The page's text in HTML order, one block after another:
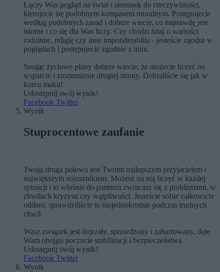
Łączy Was pogląd na świat i stosunek do rzeczywistości,
kierujecie się podobnym kompasem moralnym. Postępujecie
według podobnych zasad i dobrze wiecie, co naprawdę jest
istotne i co się dla Was liczy. Czy chodzi tutaj o wartości
rodzinne, religię czy inne imponderabilia - jesteście zgodni w
poglądach i postępujecie zgodnie z nimi.
Snując życiowe plany dobrze wiecie, że możecie liczyć na
wsparcie i zrozumienie drugiej strony. Dobraliście się jak w
korcu maku!
Udostępnij swój wynik!
Facebook Twitter
Wynik
Stuprocentowe zaufanie
Twoja druga połowa jest Twoim najlepszym przyjacielem i
największym sojusznikiem. Możesz na nią liczyć w każdej
sytuacji i to właśnie do partnera zwracasz się z problemami, w
chwilach kryzysu czy wątpliwości. Jesteście sobie całkowicie
oddani, sprawdziliście to niejednokrotnie podczas trudnych
chwil.
Wasz związek jest dojrzały, sprawdzony i zahartowany, daje
Wam obojgu poczucie stabilizacji i bezpieczeństwa.
Udostępnij swój wynik!
Facebook Twitter
Wynik